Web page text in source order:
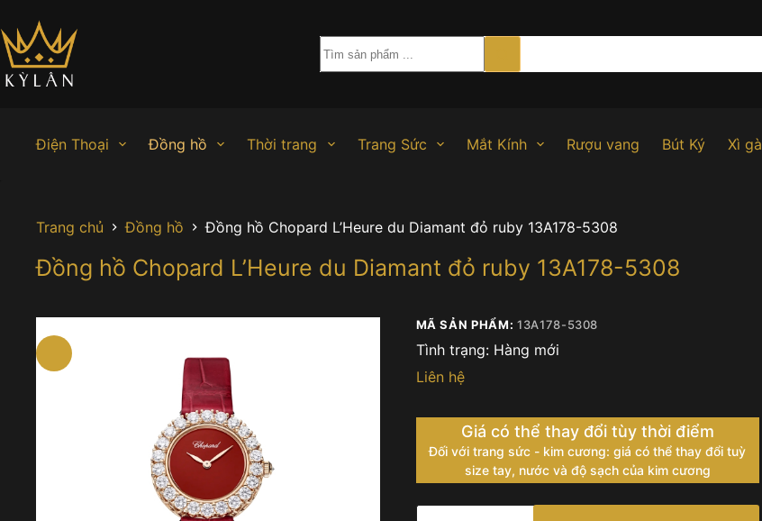
đến
phần
nội
dung
Điện Thoại Đồng hồ Thời trang Trang Sức Mắt Kính Rượu vang Bút Ký Xì gà
Trang chủ Đồng hồ Đồng hồ Chopard L’Heure du Diamant đỏ ruby 13A178-5308
Đồng hồ Chopard L’Heure du Diamant đỏ ruby 13A178-5308
MÃ SẢN PHẨM: 13A178-5308
Tình trạng: Hàng mới
Liên hệ
Giá có thể thay đổi tùy thời điểm
Đối với trang sức - kim cương: giá có thể thay đổi tuỳ
size tay, nước và độ sạch của kim cương
Đồng